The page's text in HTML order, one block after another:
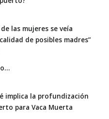
las mujeres se veía
de posibles madres”
implica la profundización
para Vaca Muerta